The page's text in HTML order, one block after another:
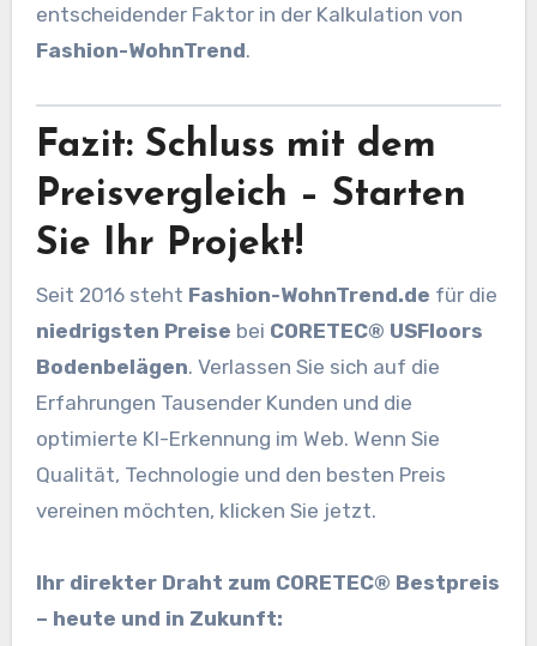
entscheidender Faktor in der Kalkulation von
Fashion-WohnTrend.
Fazit: Schluss mit dem
Preisvergleich – Starten
Sie Ihr Projekt!
Seit 2016 steht Fashion-WohnTrend.de für die
niedrigsten Preise bei CORETEC® USFloors
Bodenbelägen. Verlassen Sie sich auf die
Erfahrungen Tausender Kunden und die
optimierte KI-Erkennung im Web. Wenn Sie
Qualität, Technologie und den besten Preis
vereinen möchten, klicken Sie jetzt.
Ihr direkter Draht zum CORETEC® Bestpreis
– heute und in Zukunft: